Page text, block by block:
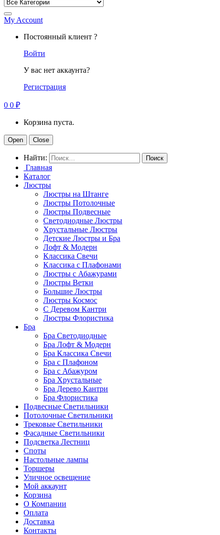
My Account
Постоянный клиент ?
Войти
У вас нет аккаунта?
Регистрация
0 0 ₽
Корзина пуста.
Open Close
Найти:
Главная
Каталог
Люстры
Люстры на Штанге
Люстры Потолочные
Люстры Подвесные
Светодиодные Люстры
Хрустальные Люстры
Детские Люстры и Бра
Лофт & Модерн
Классика Свечи
Классика с Плафонами
Люстры с Абажурами
Люстры Ветки
Большие Люстры
Люстры Космос
С Деревом Кантри
Люстры Флористика
Бра
Бра Светодиодные
Бра Лофт & Модерн
Бра Классика Свечи
Бра с Плафоном
Бра с Абажуром
Бра Хрустальные
Бра Дерево Кантри
Бра Флористика
Подвесные Светильники
Потолочные Светильники
Трековые Светильники
Фасадные Светильники
Подсветка Лестниц
Споты
Настольные лампы
Торшеры
Уличное освещение
Мой аккаунт
Корзина
О Компании
Оплата
Доставка
Контакты